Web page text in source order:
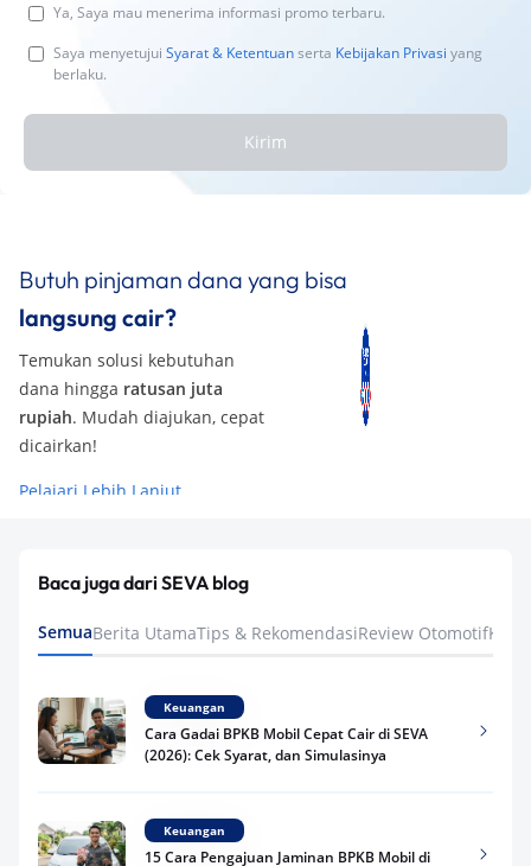
Ya, Saya mau menerima informasi promo terbaru.
Saya menyetujui Syarat & Ketentuanserta Kebijakan Privasi yang
berlaku.
Kirim
Butuh pinjaman dana yang bisa
langsung cair?
Temukan solusi kebutuhan
dana hingga ratusan juta
rupiah. Mudah diajukan, cepat
dicairkan!
Pelajari Lebih Lanjut
Baca juga dari SEVA blog
SemuaBerita UtamaTips & RekomendasiReview Otomotif
Keuangan
Cara Gadai BPKB Mobil Cepat Cair di SEVA
(2026): Cek Syarat, dan Simulasinya
Keuangan
15 Cara Pengajuan Jaminan BPKB Mobil di